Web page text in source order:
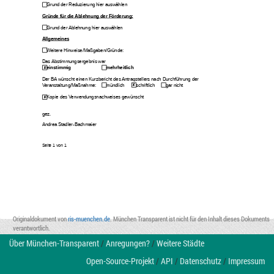
Grund der Reduzierung hier auswählen
Gründe für die Ablehnung der Förderung:
Grund der Ablehnung hier auswählen
Allgemeines
Weitere Hinweise/Maßgaben/Gründe:
Das Abstimmungsergebnis war
einstimmig
mehrheitlich
Der BA wünscht einen Kurzbericht des Antragstellers nach Durchführung der
Veranstaltung/Maßnahme:
mündlich schriftlich gar nicht
Kopie des Verwendungsnachweises gewünscht
gez.
Andrea Stadler-Bachmaier
Seite 1 von 1
Originaldokument vonris-muenchen.de. München Transparent ist nicht für den Inhalt dieses Dokuments
verantwortlich.
Über München-Transparent/Anregungen?/Weitere Städte
Open-Source-Projekt/API / Datenschutz/ Impressum